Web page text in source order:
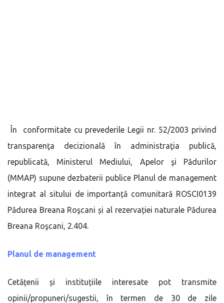
În conformitate cu prevederile Legii nr. 52/2003 privind
transparenţa decizională în administraţia publică,
republicată, Ministerul Mediului, Apelor şi Pădurilor
(MMAP) supune dezbaterii publice Planul de management
integrat al sitului de importanță comunitară ROSCI0139
Pădurea Breana Roşcani și al rezervației naturale Pădurea
Breana Roşcani, 2.404.
Planul de management
Cetățenii și instituțiile interesate pot transmite
opinii/propuneri/sugestii, în termen de 30 de zile